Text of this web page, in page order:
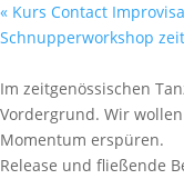
« Kurs Contact
Schnupperworkshop
Im zeitgenössischen
Vordergrund. Wir
Momentum erspüren.
Release und fließende